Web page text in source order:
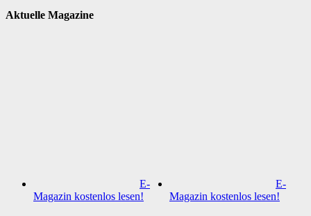
Aktuelle Magazine
E-
Magazin kostenlos lesen!
E-
Magazin kostenlos lesen!